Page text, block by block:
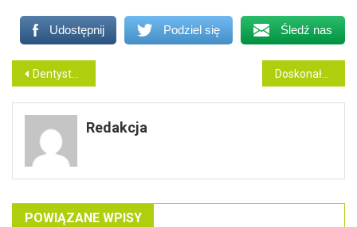
Udostępnij Podziel się Śledź nas
Nawigacja
wpisu
Dentysta z Krakowa – jaki najlepszy? Doskonały dentysta dla naszych dzieci
Redakcja
POWIĄZANE WPISY